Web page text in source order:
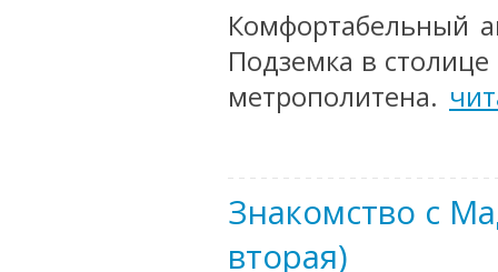
Комфортабельный
Подземка в
метрополитена.
Знакомство с
вторая)